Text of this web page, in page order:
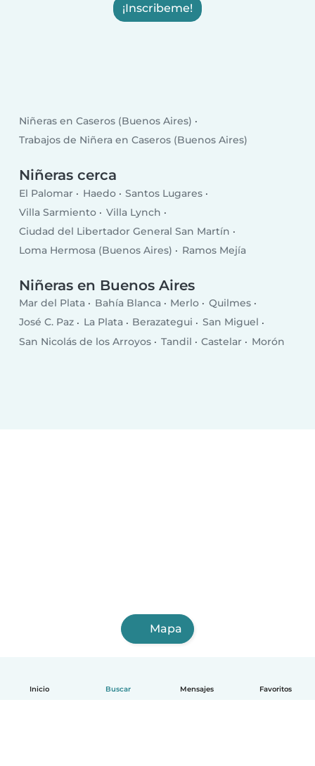
Inicio Buscar Mensajes Favoritos
¡Inscribeme!
Niñeras en Caseros (Buenos Aires)
Trabajos de Niñera en Caseros (Buenos Aires)
Niñeras cerca
El Palomar Haedo
Santos Lugares
Villa Sarmiento
Villa Lynch
Ciudad del Libertador General San Martín
Loma Hermosa (Buenos Aires)
Ramos Mejía
Niñeras en Buenos Aires
Mar del Plata Bahía Blanca Merlo
Quilmes
José C. Paz
La Plata Berazategui
San Miguel
San Nicolás de los Arroyos
Tandil Castelar Morón
Mapa